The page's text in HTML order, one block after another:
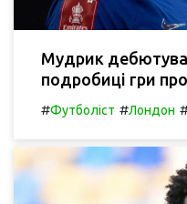
Мудрик
подробиці гри
#Футболіст #Лондон